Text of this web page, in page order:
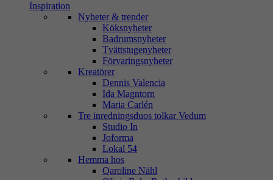
Inspiration
Nyheter & trender
Köksnyheter
Badrumsnyheter
Tvättstugenyheter
Förvaringsnyheter
Kreatörer
Dennis Valencia
Ida Magntorn
Maria Carlén
Tre inredningsduos tolkar Vedum
Studio In
Joforma
Lokal 54
Hemma hos
Qaroline Nähl